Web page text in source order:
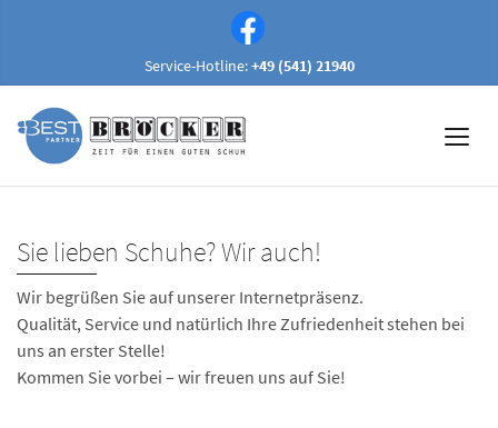
Service-Hotline:+49 (541) 21940
Sie lieben Schuhe? Wir auch!
Wir begrüßen Sie auf unserer Internetpräsenz.
Qualität, Service und natürlich Ihre Zufriedenheit stehen bei
uns an erster Stelle!
Kommen Sie vorbei – wir freuen uns auf Sie!